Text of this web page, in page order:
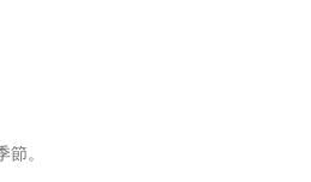
。